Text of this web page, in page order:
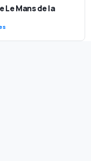
Le Mans de la